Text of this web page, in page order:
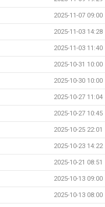
2025-11-07 09:00
2025-11-03 14:28
2025-11-03 11:40
2025-10-31 10:00
2025-10-30 10:00
2025-10-27 11:04
2025-10-27 10:45
2025-10-25 22:01
2025-10-23 14:22
2025-10-21 08:51
2025-10-13 09:00
2025-10-13 08:00